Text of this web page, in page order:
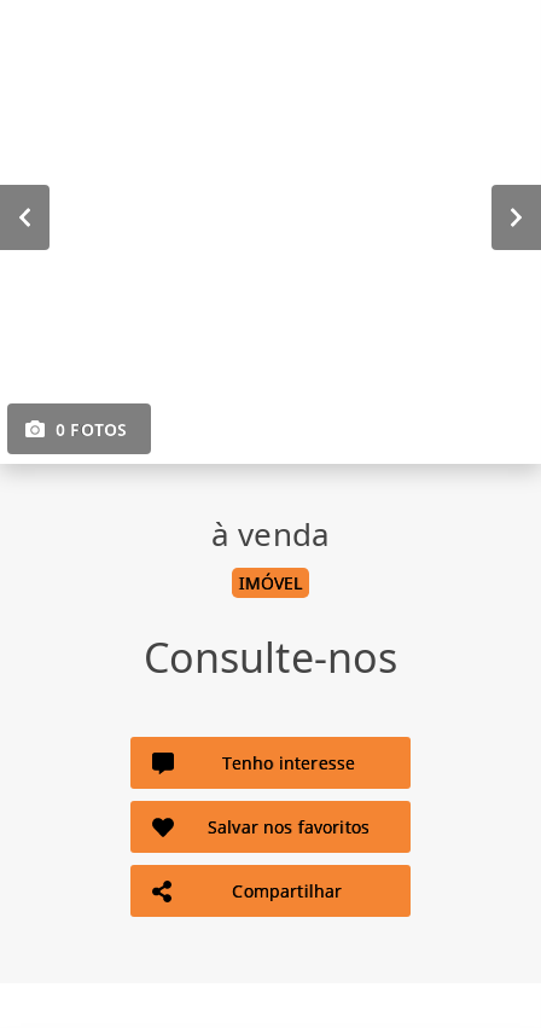
0 FOTOS
à venda
IMÓVEL
Consulte-nos
Tenho interesse
Salvar nos favoritos
Compartilhar